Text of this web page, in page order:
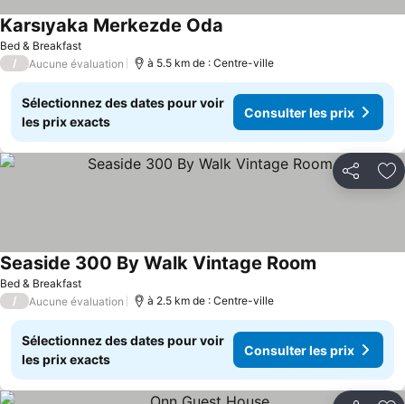
Bed & Breakfast
Karsıyaka Merkezde Oda
/ Aucune évaluation à 5.5 km de : Centre-ville
Sélectionnez des dates pour voir
les prix exacts
Consulter les prix
Partager
Bed & Breakfast
Seaside 300 By Walk Vintage Room
/ Aucune évaluation à 2.5 km de : Centre-ville
Sélectionnez des dates pour voir
les prix exacts
Consulter les prix